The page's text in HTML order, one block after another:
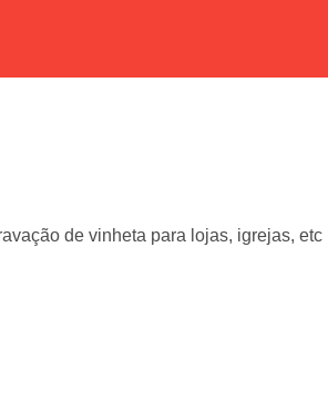
de vinheta para lojas, igrejas, etc